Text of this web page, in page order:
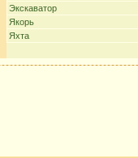
Экскаватор
Якорь
Яхта